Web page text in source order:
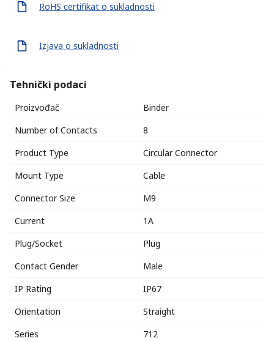
RoHS certifikat o sukladnosti
Izjava o sukladnosti
Tehnički podaci
Proizvođač
Binder
Number of Contacts
8
Product Type
Circular Connector
Mount Type
Cable
Connector Size
M9
Current
1A
Plug/Socket
Plug
Contact Gender
Male
IP Rating
IP67
Orientation
Straight
Series
712